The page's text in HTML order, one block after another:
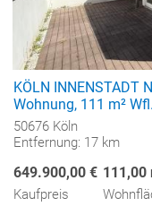
KÖLN INNENSTADT
Wohnung, 111 m²
50676 Köln
Entfernung: 17 km
649.900,00 €
Kaufpreis
111,00